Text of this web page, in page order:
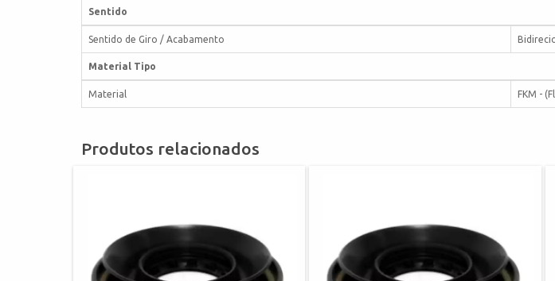
Sentido
Sentido de Giro / Acabamento
Material Tipo
Material FKM -
Produtos relacionados